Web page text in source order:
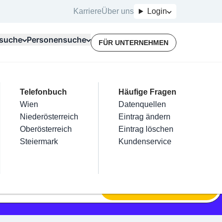
KarriereÜber uns Login
Kategorien
Friseur
Nägel
Haarentfernung
Make-Up
Für Unternehmer
Terminbuchung
Kostenlose Beratung
Top Branchen
Elektriker
Installateure
Maler & Lackierer
Branchen A-Z
Mein Firmeneintrag
Eintrag hinzufügen
Eintrag beanspruchen
Eintrag verwalten
Eintrag bewerben
Personensuche
Telefonbuch
Wien
Niederösterreich
Oberösterreich
Steiermark
Häufige Fragen
Datenquellen
Eintrag ändern
Eintrag löschen
Kundenservice
FÜR UNTERNEHMEN